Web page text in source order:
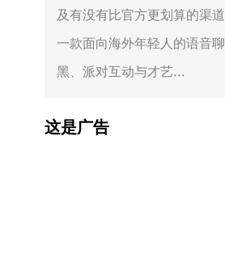
及有没有比官方更划算的渠
一款面向海外年轻人的语音
黑、派对互动与才艺...
这是广告